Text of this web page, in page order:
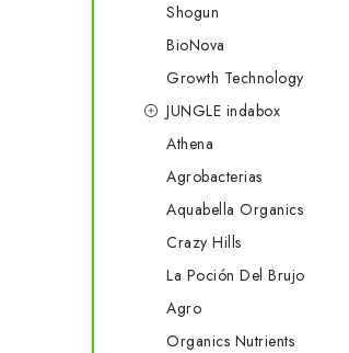
Shogun
BioNova
Growth Technology
JUNGLE indabox
Athena
Agrobacterias
Aquabella Organics
Crazy Hills
La Poción Del Brujo
Agro
Organics Nutrients